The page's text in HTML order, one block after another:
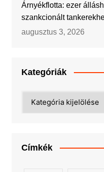
Árnyékflotta: ezer
szankcionált
augusztus 3, 2026
Kategóriák
Címkék